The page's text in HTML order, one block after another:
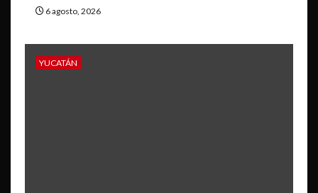
6 agosto, 2026
YUCATÁN